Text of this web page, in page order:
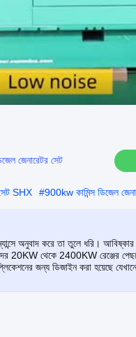
জেনারেটর সেট
সেট SHX #900kw কামিন্স ডিজেল
অনুবাদ করে তা তুলে ধরি।
20KW থেকে 2400KW রেঞ্জের
জন্য ডিজাইন করা হয়েছে